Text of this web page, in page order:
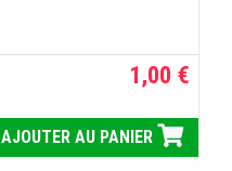
1,00 €
AJOUTER AU PANIER